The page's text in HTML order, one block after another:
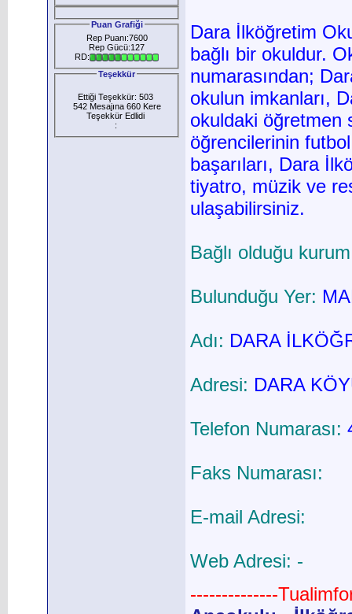
Puan Grafiği
Rep Puanı:7600
Rep Gücü:127
RD:
Teşekkür
Ettiği Teşekkür: 503
542 Mesajına 660 Kere
Teşekkür Edlidi
:
Dara İlköğretim
bağlı bir okuldur.
numarasından;
okulun imkanları,
okuldaki öğretmen
öğrencilerinin
başarıları, Dara
tiyatro, müzik ve
ulaşabilirsiniz.
Bağlı olduğu
Bulunduğu Yer:
Adı: DARA
Adresi: DARA
Telefon Numarası:
Faks Numarası:
E-mail Adresi:
Web Adresi: -
--------------